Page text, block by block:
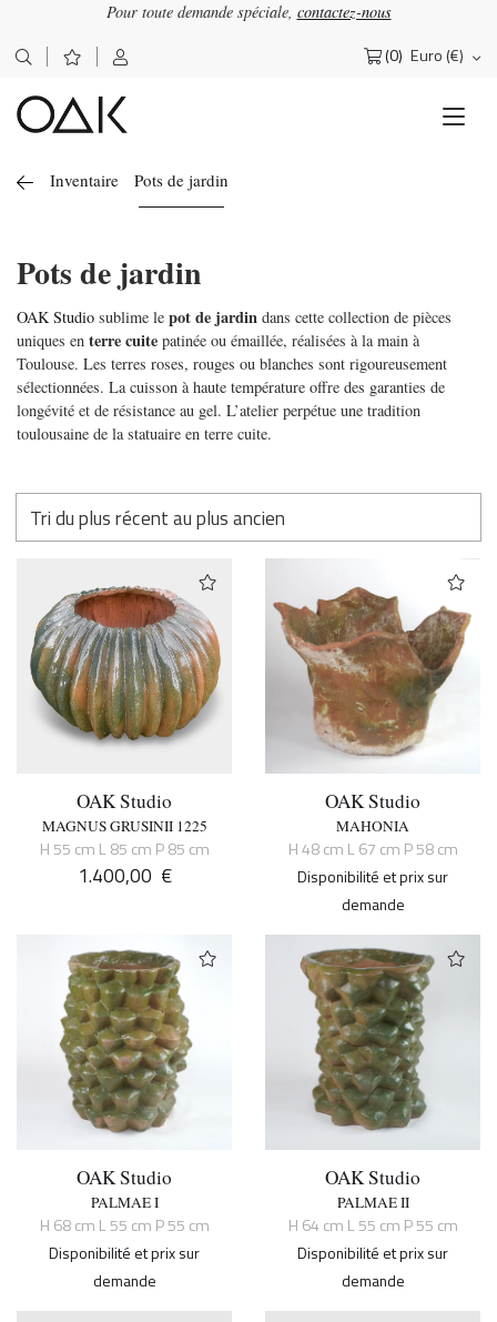
Pour toute demande spéciale, contactez-nous
(0) Euro (€)
Rechercher :
Inventaire Pots de jardin
Pots de jardin
OAK Studio sublime le pot de jardin dans cette collection de pièces
uniques en terre cuite patinée ou émaillée, réalisées à la main à
Toulouse. Les terres roses, rouges ou blanches sont rigoureusement
sélectionnées. La cuisson à haute température offre des garanties de
longévité et de résistance au gel. L’atelier perpétue une tradition
toulousaine de la statuaire en terre cuite.
OAK Studio
MAGNUS GRUSINII 1225
H 55 cm L 85 cm P 85 cm
1.400,00 €
OAK Studio
MAHONIA
H 48 cm L 67 cm P 58 cm
Disponibilité et prix sur
demande
OAK Studio
PALMAE I
H 68 cm L 55 cm P 55 cm
Disponibilité et prix sur
demande
OAK Studio
PALMAE II
H 64 cm L 55 cm P 55 cm
Disponibilité et prix sur
demande